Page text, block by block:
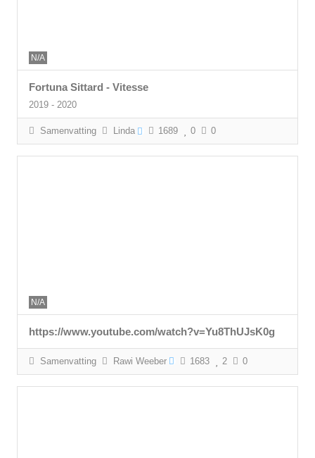
N/A
Fortuna Sittard - Vitesse
2019 - 2020
Samenvatting Linda 1689 0 0
N/A
https://www.youtube.com/watch?v=Yu8ThUJsK0g
Samenvatting Rawi Weeber 1683 2 0